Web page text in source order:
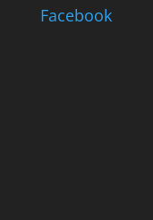
Facebook